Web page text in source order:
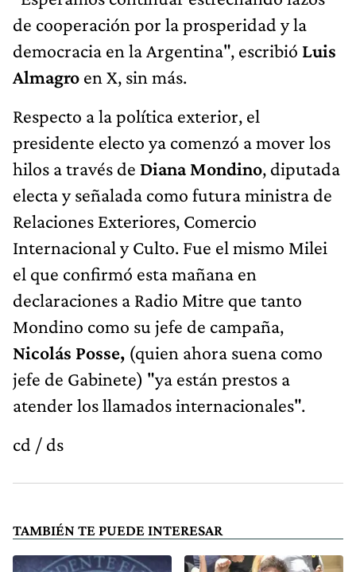
de cooperación por la prosperidad y la
democracia en la Argentina", escribió Luis
Almagro en X, sin más.
Respecto a la política exterior, el
presidente electo ya comenzó a mover los
hilos a través de Diana Mondino, diputada
electa y señalada como futura ministra de
Relaciones Exteriores, Comercio
Internacional y Culto. Fue el mismo Milei
el que confirmó esta mañana en
declaraciones a Radio Mitre que tanto
Mondino como su jefe de campaña,
Nicolás Posse, (quien ahora suena como
jefe de Gabinete) "ya están prestos a
atender los llamados internacionales".
cd / ds
TAMBIÉN TE PUEDE INTERESAR